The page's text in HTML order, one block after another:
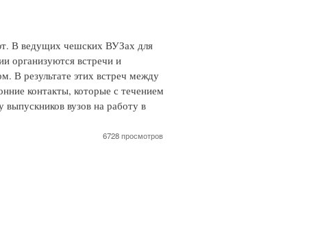
В ведущих чешских ВУЗах для
организуются встречи и
В результате этих встреч между
контакты, которые с течением
вузов на работу в
6728 просмотров